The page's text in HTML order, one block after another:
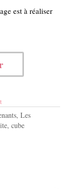
est à réaliser
, Les
, cube